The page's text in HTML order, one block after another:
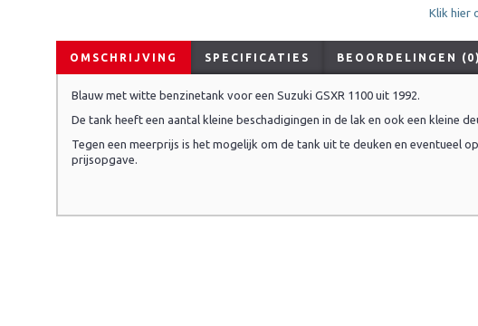
Klik hier
OMSCHRIJVING SPECIFICATIES BEOORDELINGEN (0)
Blauw met witte benzinetank voor een Suzuki GSXR 1100 uit 1992.
De tank heeft een aantal kleine beschadigingen in de lak en ook een kleine
Tegen een meerprijs is het mogelijk om de tank uit te deuken en eventueel
prijsopgave.